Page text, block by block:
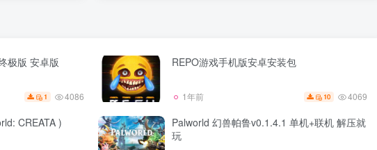
极版 安卓版
1 4086
REPO游戏手机版安卓安装包
1年前 10 4069
CREATA )
Palworld 幻兽帕鲁v0.1.4.1 单机+联机 解压就
玩